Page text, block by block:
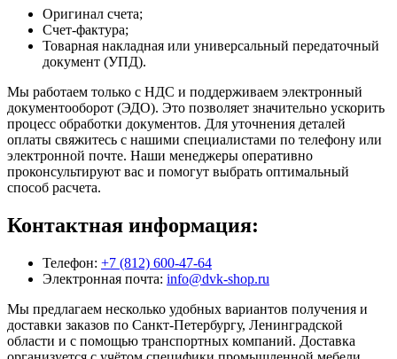
Оригинал счета;
Счет-фактура;
Товарная накладная или универсальный передаточный
документ (УПД).
Мы работаем только с НДС и поддерживаем электронный
документооборот (ЭДО). Это позволяет значительно ускорить
процесс обработки документов. Для уточнения деталей
оплаты свяжитесь с нашими специалистами по телефону или
электронной почте. Наши менеджеры оперативно
проконсультируют вас и помогут выбрать оптимальный
способ расчета.
Контактная информация:
Телефон: +7 (812) 600-47-64
Электронная почта: info@dvk-shop.ru
Мы предлагаем несколько удобных вариантов получения и
доставки заказов по Санкт-Петербургу, Ленинградской
области и с помощью транспортных компаний. Доставка